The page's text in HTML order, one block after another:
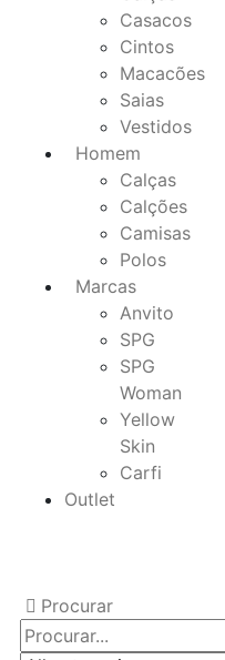
Casacos
Cintos
Macacões
Saias
Vestidos
Homem
Calças
Calções
Camisas
Polos
Marcas
Anvito
SPG
SPG
Woman
Yellow
Skin
Carfi
Outlet
Procurar